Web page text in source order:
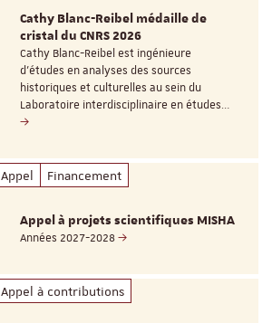
Cathy Blanc-Reibel médaille de
cristal du CNRS 2026
Cathy Blanc-Reibel est ingénieure
d’études en analyses des sources
historiques et culturelles au sein du
Laboratoire interdisciplinaire en études…
Appel Financement
Appel à projets scientifiques MISHA
Années 2027-2028
Appel à contributions